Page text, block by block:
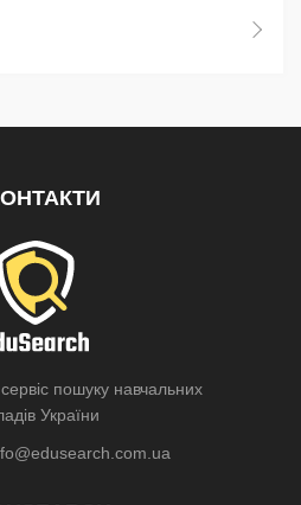
пошуку навчальних
України